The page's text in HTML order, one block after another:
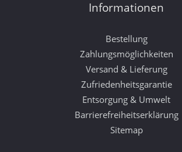
Informationen
Bestellung
Zahlungsmöglichkeiten
Versand & Lieferung
Zufriedenheitsgarantie
Entsorgung & Umwelt
Barrierefreiheitserklärung
Sitemap